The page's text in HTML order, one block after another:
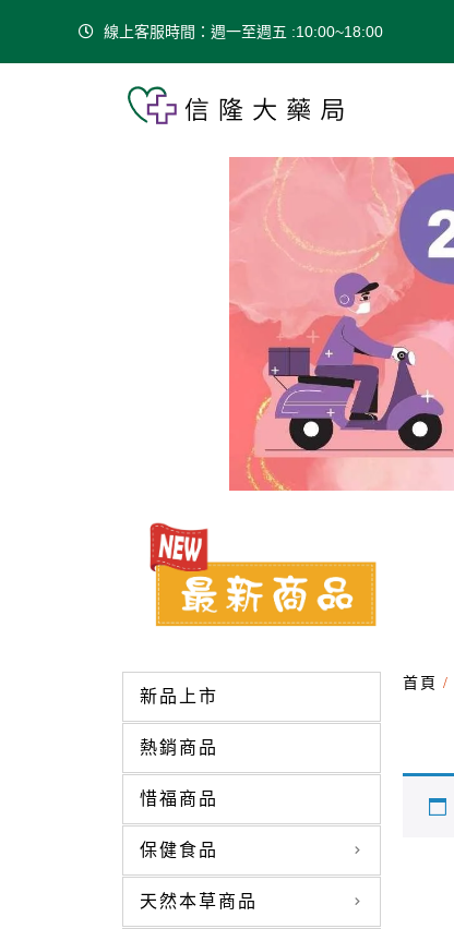
線上客服時間：週一至週五 :10:00~18:00
新品上市
熱銷商品
惜福商品
保健食品
天然本草商品
首頁 /